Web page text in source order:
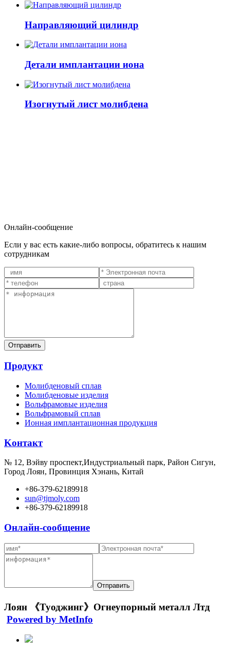
Направляющий цилиндр
Детали имплантации иона
Изогнутый лист молибдена
Онлайн-сообщение
Если у вас есть какие-либо вопросы, обратитесь к нашим
сотрудникам
Продукт
Молибденовый сплав
Молибденовые изделия
Вольфрамовые изделия
Вольфрамовый сплав
Ионная имплантационная продукция
Kонтакт
№ 12, Вэйву проспект,Индустриальный парк, Район Сигун,
Город Лоян, Провинция Хэнань, Китай
+86-379-62189918
sun@tjmoly.com
+86-379-62189918
Онлайн-сообщение
Лоян 《Туоджинг》Огнеупорный металл Лтд
Powered by MetInfo